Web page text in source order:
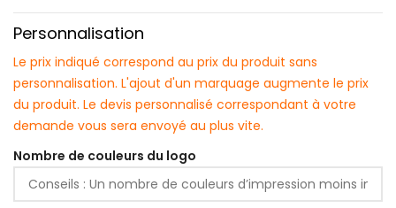
Personnalisation
Le prix indiqué correspond au prix du produit sans
personnalisation. L'ajout d'un marquage augmente le prix
du produit. Le devis personnalisé correspondant à votre
demande vous sera envoyé au plus vite.
Nombre de couleurs du logo